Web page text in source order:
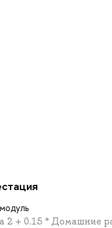
2 + 0.15 * Домашние